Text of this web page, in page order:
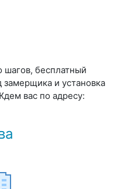
шагов, бесплатный
и установка
вас по адресу: